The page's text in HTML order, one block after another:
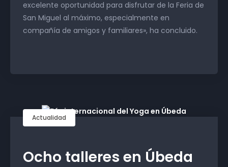
excelente oportunidad para disfrutar de la Feria de
San Miguel al máximo, especialmente en
compañía de amigos y familiares», ha concluido.
Actualidad
Ocho talleres en Úbeda